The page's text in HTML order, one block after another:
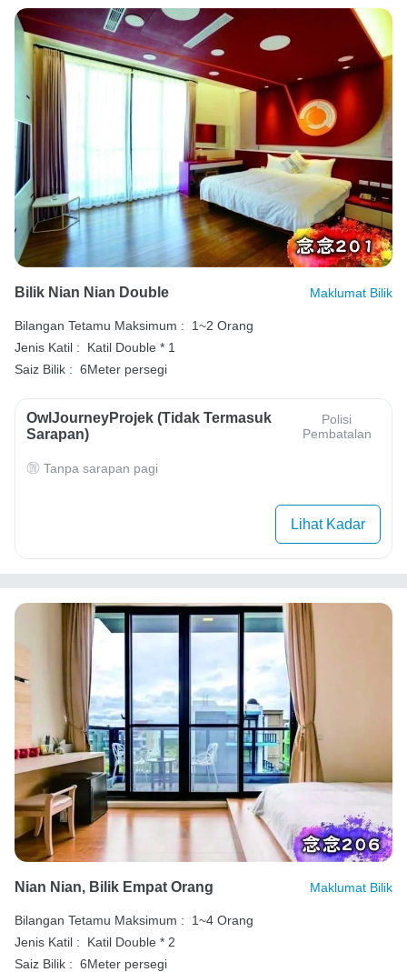
Bilik Nian Nian Double Maklumat Bilik
Bilangan Tetamu Maksimum :
1~2 Orang
Jenis Katil :
Katil Double * 1
Saiz Bilik : 6Meter persegi
OwlJourneyProjek (Tidak Termasuk
Sarapan)
Polisi
Pembatalan
Tanpa sarapan pagi
Lihat Kadar
Nian Nian, Bilik Empat Orang Maklumat Bilik
Bilangan Tetamu Maksimum :
1~4 Orang
Jenis Katil :
Katil Double * 2
Saiz Bilik : 6Meter persegi